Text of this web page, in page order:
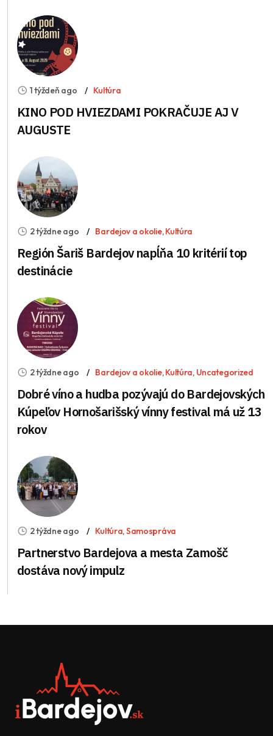
1 týždeň ago Kultúra
KINO POD HVIEZDAMI POKRAČUJE AJ V
AUGUSTE
2 týždne ago Bardejov a okolie,Kultúra
Región Šariš Bardejov napĺňa 10 kritérií top
destinácie
2 týždne ago Bardejov a okolie,Kultúra, Uncategorized
Dobré víno a hudba pozývajú do Bardejovských
Kúpeľov Hornošarišský vínny festival má už 13
rokov
2 týždne ago Kultúra,Samospráva
Partnerstvo Bardejova a mesta Zamošč
dostáva nový impulz